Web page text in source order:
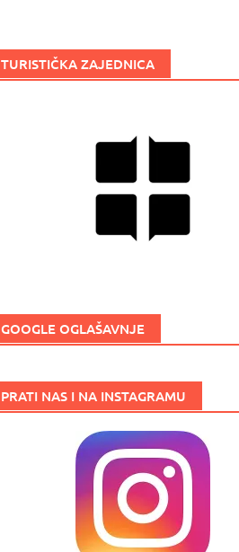
TURISTIČKA ZAJEDNICA
GOOGLE OGLAŠAVNJE
PRATI NAS I NA INSTAGRAMU